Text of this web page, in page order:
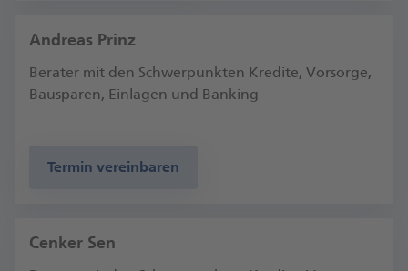
Andreas Prinz
Berater mit den Schwerpunkten Kredite, Vorsorge,
Bausparen, Einlagen und Banking
Termin vereinbaren
Cenker Sen